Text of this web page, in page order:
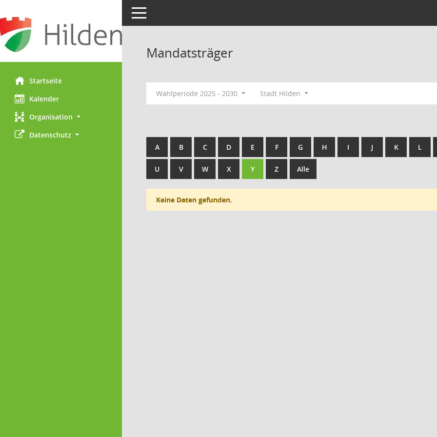
Startseite
Kalender
Organisation
Datenschutz
Toggle navigation
Mandatsträger
Wahlperiode 2025 - 2030 Stadt Hilden
A B C D E F G H I J K L
U V W X Y Z Alle
Keine Daten gefunden.